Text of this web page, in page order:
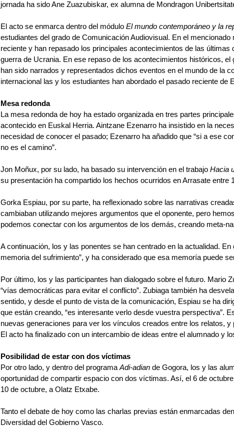
jornada ha sido Ane Zuazubiskar, ex alumna de Mondragon
El acto se enmarca dentro del módulo El mundo contemporáneo y la
estudiantes del grado de Comunicación Audiovisual. En el
reciente y han repasado los principales acontecimientos de las
guerra de Ucrania. En ese repaso de los acontecimientos históricos,
han sido narrados y representados dichos eventos en el mundo de la
internacional las y los estudiantes han abordado el pasado reciente de
Mesa redonda
La mesa redonda de hoy ha estado organizada en tres partes
acontecido en Euskal Herria. Aintzane Ezenarro ha insistido en la
necesidad de conocer el pasado; Ezenarro ha añadido que “si a ese
no es el camino”.
Jon Moñux, por su lado, ha basado su intervención en el trabajo Hacia
su presentación ha compartido los hechos ocurridos en Arrasate entre
Gorka Espiau, por su parte, ha reflexionado sobre las narrativas
cambiaban utilizando mejores argumentos que el oponente, pero
podemos conectar con los argumentos de los demás, creando meta-
A continuación, los y las ponentes se han centrado en la actualidad.
memoria del sufrimiento”, y ha considerado que esa memoría puede
Por último, los y las participantes han dialogado sobre el futuro. Mario
“vías democráticas para evitar el conflicto”. Zubiaga también ha
sentido, y desde el punto de vista de la comunicación, Espiau se ha
que están creando, “es interesante verlo desde vuestra perspectiva”.
nuevas generaciones para ver los vínculos creados entre los relatos,
El acto ha finalizado con un intercambio de ideas entre el alumnado y
Posibilidad de estar con dos víctimas
Por otro lado, y dentro del programa Adi-adian de Gogora, los y las
oportunidad de compartir espacio con dos víctimas. Así, el 6 de
10 de octubre, a Olatz Etxabe.
Tanto el debate de hoy como las charlas previas están enmarcadas
Diversidad del Gobierno Vasco.